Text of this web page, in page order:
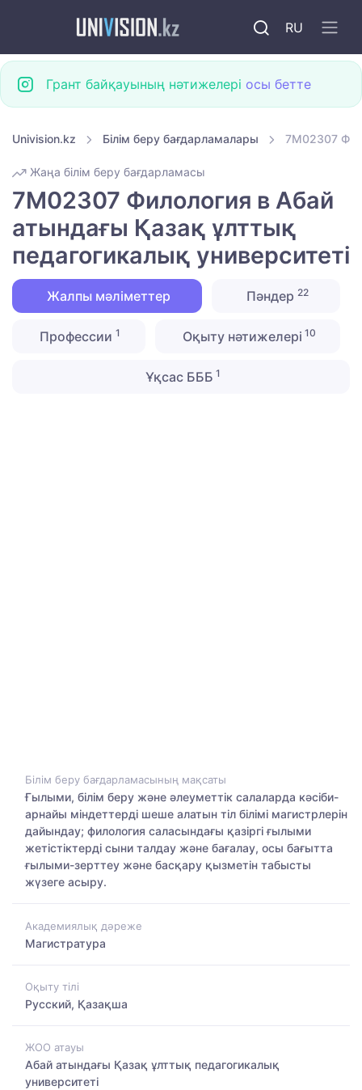
RU
Грант байқауының нәтижелері осы бетте
Univision.kz Білім беру бағдарламалары 7M02307
Жаңа білім беру бағдарламасы
7M02307 Филология в Абай
атындағы Қазақ ұлттық
педагогикалық университеті
Жалпы мәліметтер Пәндер 22
Профессии1 Оқыту нәтижелері 10
Ұқсас БББ 1
Білім беру бағдарламасының мақсаты
Ғылыми, білім беру және әлеуметтік салаларда кәсіби-
арнайы міндеттерді шеше алатын тіл білімі магистрлерін
дайындау; филология саласындағы қазіргі ғылыми
жетістіктерді сыни талдау және бағалау, осы бағытта
ғылыми-зерттеу және басқару қызметін табысты
жүзеге асыру.
Академиялық дәреже
Магистратура
Оқыту тілі
Русский, Қазақша
ЖОО атауы
Абай атындағы Қазақ ұлттық педагогикалық
университеті